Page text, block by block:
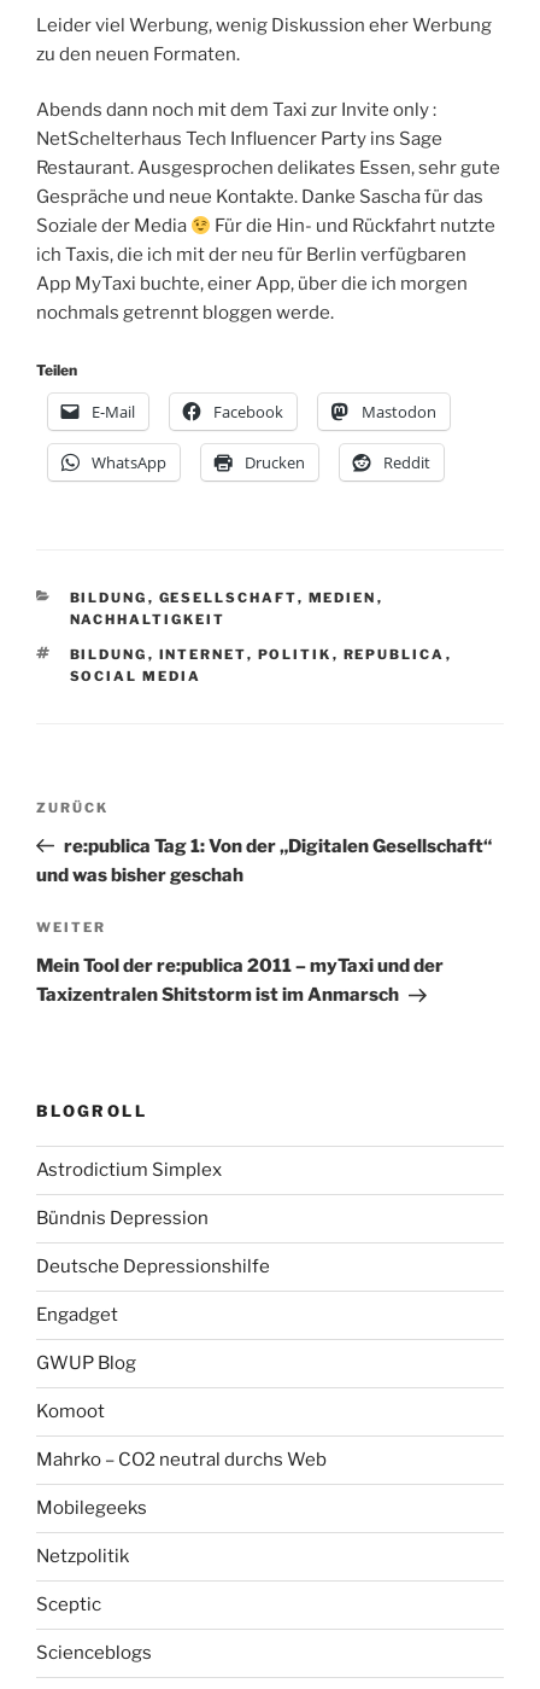
Leider viel Werbung, wenig Diskussion eher Werbung
zu den neuen Formaten.
Abends dann noch mit dem Taxi zur Invite only :
NetSchelterhaus Tech Influencer Party ins Sage
Restaurant. Ausgesprochen delikates Essen, sehr gute
Gespräche und neue Kontakte. Danke Sascha für das
Soziale der Media
Für die Hin- und Rückfahrt nutzte
ich Taxis, die ich mit der neu für Berlin verfügbaren
App MyTaxi buchte, einer App, über die ich morgen
nochmals getrennt bloggen werde.
Teilen
E-Mail Facebook Mastodon
WhatsApp Drucken Reddit
KATEGORIEN
BILDUNG , GESELLSCHAFT, MEDIEN ,
NACHHALTIGKEIT
SCHLAGWÖRTER
BILDUNG , INTERNET, POLITIK , REPUBLICA ,
SOCIAL MEDIA
Beitragsnavigation
Vorheriger
Beitrag
ZURÜCK
re:publica Tag 1: Von der „Digitalen Gesellschaft“
und was bisher geschah
Nächster
Beitrag
WEITER
Mein Tool der re:publica 2011 – myTaxi und der
Taxizentralen Shitstorm ist im Anmarsch
BLOGROLL
Astrodictium Simplex
Bündnis Depression
Deutsche Depressionshilfe
Engadget
GWUP Blog
Komoot
Mahrko – CO2 neutral durchs Web
Mobilegeeks
Netzpolitik
Sceptic
Scienceblogs